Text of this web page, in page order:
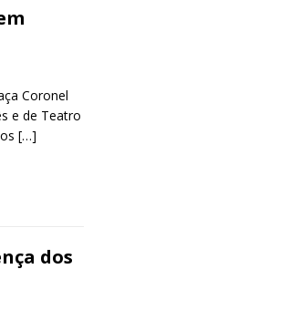
Coronel
e de Teatro
[…]
dos